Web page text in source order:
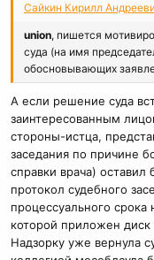
Сайкин Кирилл
union, пишется
суда (на имя
обосновывающих
А если решение суда
заинтересованным
стороны-истца,
заседания по причине
справки врача) оставил
протокол судебного
процессуального
которой приложен диск
Надзорку уже вернула